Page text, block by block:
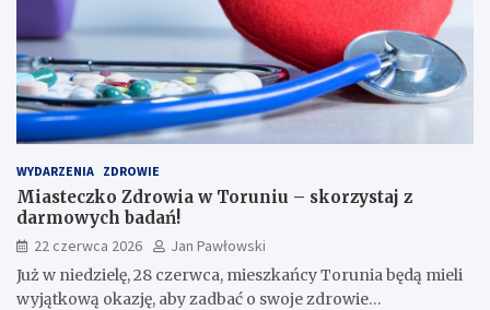
WYDARZENIA ZDROWIE
Miasteczko Zdrowia w Toruniu – skorzystaj z
darmowych badań!
22 czerwca 2026
Jan Pawłowski
Już w niedzielę, 28 czerwca, mieszkańcy Torunia będą mieli
wyjątkową okazję, aby zadbać o swoje zdrowie…